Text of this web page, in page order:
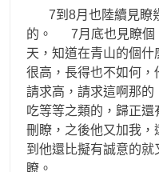
7到8月也陸續見瞭
的。 7月底也見瞭個
天，知道在青山的個
很高，長得也不如何，
請求高，請求這啊那
吃等等之類的，歸正
刪瞭，之後他又加我
到他還比擬有誠意的
瞭。